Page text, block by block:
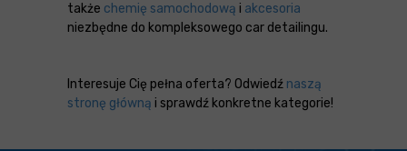
także chemię samochodową i akcesoria
niezbędne do kompleksowego car detailingu.
Interesuje Cię pełna oferta? Odwiedź naszą
stronę główną i sprawdź konkretne kategorie!